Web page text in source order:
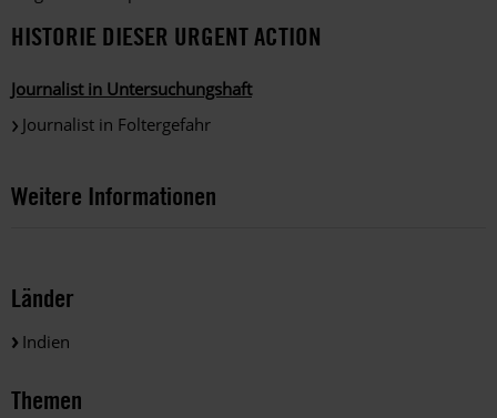
HISTORIE DIESER URGENT ACTION
Journalist in Untersuchungshaft
Journalist in Foltergefahr
Weitere Informationen
Länder
Indien
Themen